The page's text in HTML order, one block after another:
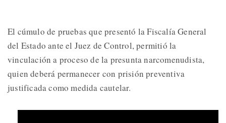
El cúmulo de pruebas que presentó la Fiscalía General
del Estado ante el Juez de Control, permitió la
vinculación a proceso de la presunta narcomenudista,
quien deberá permanecer con prisión preventiva
justificada como medida cautelar.